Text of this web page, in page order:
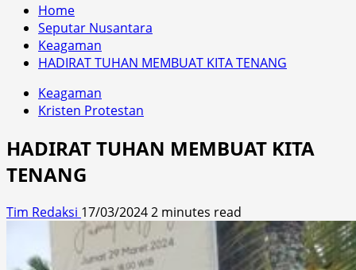
Home
Seputar Nusantara
Keagaman
HADIRAT TUHAN MEMBUAT KITA TENANG
Keagaman
Kristen Protestan
HADIRAT TUHAN MEMBUAT KITA
TENANG
Tim Redaksi 17/03/20242 minutes read